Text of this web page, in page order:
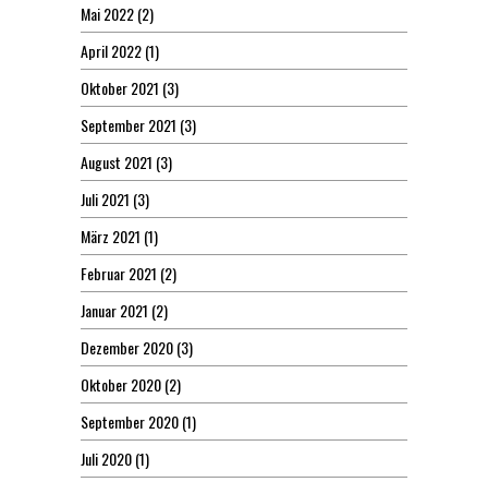
Mai 2022(2)
April 2022(1)
Oktober 2021 (3)
September 2021 (3)
August 2021 (3)
Juli 2021 (3)
März 2021 (1)
Februar 2021 (2)
Januar 2021 (2)
Dezember 2020(3)
Oktober 2020(2)
September 2020(1)
Juli 2020(1)